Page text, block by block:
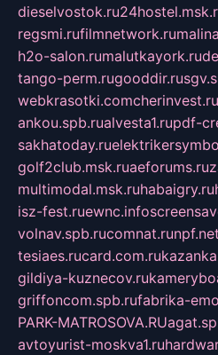
dieselvostok.ru
regsmi.rufilmnetwork.ru
h2o-salon.rumalutkayork.ru
tango-perm.rugooddir.ru
webkrasotki.comcherinvest.ru
ankou.spb.rualvesta1.rupdf-
sakhatoday.ru
golf2club.msk.ruaeforums.ru
multimodal.msk.ruhabaigry.ru
isz-fest.ruewnc.info
volnav.spb.rucomnat.ru
tesiaes.rucard.com.ru
gildiya-kuznecov.ru
griffoncom.spb.rufabrika-
PARK-MATROSOVA.RU
avtoyurist-moskva1.ru